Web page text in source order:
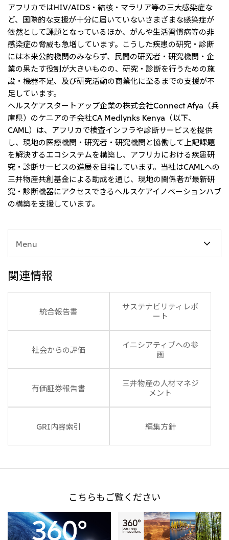
アフリカではHIV/AIDS・結核・マラリア等の三大感染症な
ど、国際的な支援が十分に届いていないさまざまな感染症が
依然として課題となっているほか、がんや生活習慣病等の非
感染症の脅威も急増しています。こうした疾患の研究・診断
には本来公的機関のみならず、民間の研究者・研究機関・企
業の果たす役割が大きいものの、研究・診断を行うための施
設・機器不足、及び研究活動の商業化に至るまでの支援が不
足しています。
ヘルスケアスタートアップ企業の株式会社Connect Afya（兵
庫県）のケニアの子会社CA Medlynks Kenya（以下、
CAML）は、アフリカで検査インフラや診断サービスを提供
し、現地の医療機関・研究者・研究機関と協働して上記課題
を解決するエコシステムを構築し、アフリカにおける疾患研
究・診断サービスの進展を目指しています。当社はCAMLへの
三井物産共創基金による助成を通じ、現地の関係者が最新研
究・診断機器にアクセスできるヘルスケアイノベーションハブ
の構築を支援しています。
Menu
関連情報
統合報告書
サステナビリティレポ
ート
社会からの評価
イニシアティブへの参
画
有価証券報告書
三井物産の人材マネジ
メント
GRI内容索引 編集方針
こちらもご覧ください